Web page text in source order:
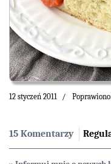
12 styczeń 2011
15 Komentarzy